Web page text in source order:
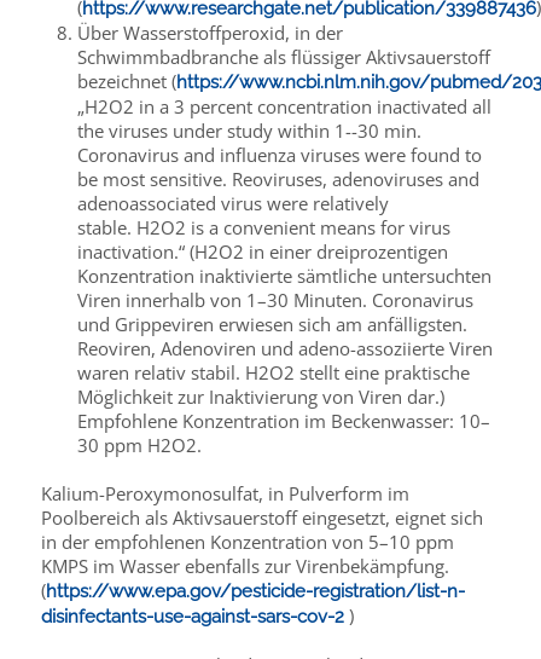
(https://www.researchgate.net/publication/339887436)
Über Wasserstoffperoxid, in der
Schwimmbadbranche als flüssiger Aktivsauerstoff
bezeichnet (https://www.ncbi.nlm.nih.gov/pubmed/
„H2O2 in a 3 percent concentration inactivated all
the viruses under study within 1--30 min.
Coronavirus and influenza viruses were found to
be most sensitive. Reoviruses, adenoviruses and
adenoassociated virus were relatively
stable. H2O2 is a convenient means for virus
inactivation.“ (H2O2 in einer dreiprozentigen
Konzentration inaktivierte sämtliche untersuchten
Viren innerhalb von 1–30 Minuten. Coronavirus
und Grippeviren erwiesen sich am anfälligsten.
Reoviren, Adenoviren und adeno-assoziierte Viren
waren relativ stabil. H2O2 stellt eine praktische
Möglichkeit zur Inaktivierung von Viren dar.)
Empfohlene Konzentration im Beckenwasser: 10–
30 ppm H2O2.
Kalium-Peroxymonosulfat, in Pulverform im
Poolbereich als Aktivsauerstoff eingesetzt, eignet sich
in der empfohlenen Konzentration von 5–10 ppm
KMPS im Wasser ebenfalls zur Virenbekämpfung.
(https://www.epa.gov/pesticide-registration/list-n-
disinfectants-use-against-sars-cov-2)